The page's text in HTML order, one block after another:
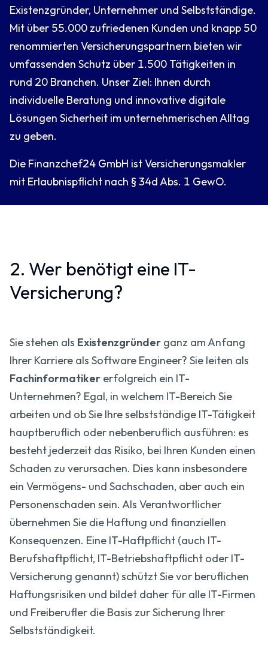
Existenzgründer, Unternehmer und Selbstständige.
Mit über 55.000 zufriedenen Kunden und knapp 50
renommierten Versicherungspartnern bieten wir
umfassenden Schutz über 1.500 Tätigkeiten in
rund 20 Branchen. Unser Ziel: Ihnen durch
individuelle Beratung und innovative digitale
Lösungen Sicherheit im unternehmerischen Alltag
zu geben.
Die Finanzchef24 GmbH ist Versicherungsmakler
mit Erlaubnispflicht nach § 34d Abs. 1 GewO.
2. Wer benötigt eine IT-
Versicherung?
Sie stehen als Existenzgründer ganz am Anfang
Ihrer Karriere als Software Engineer? Sie leiten als
Fachinformatiker erfolgreich ein IT-
Unternehmen? Egal, in welchem IT-Bereich Sie
arbeiten und ob Sie Ihre selbstständige IT-Tätigkeit
hauptberuflich oder nebenberuflich ausführen: es
besteht jederzeit das Risiko, bei Ihren Kunden einen
Schaden zu verursachen. Dies kann insbesondere
ein Vermögens- und Sachschaden, aber auch ein
Personenschaden sein. Als Verantwortlicher
übernehmen Sie die Haftung und finanziellen
Konsequenzen. Eine IT-Haftpflicht (auch IT-
Berufshaftpflicht, IT-Betriebshaftpflicht oder IT-
Versicherung genannt) schützt Sie vor beruflichen
Haftungs­risiken und bildet daher für alle IT-Firmen
und Freiberufler die Basis zur Sicherung Ihrer
Selbstständigkeit.